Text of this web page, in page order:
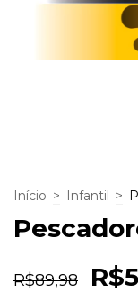
Início > Infantil >
R$89,98